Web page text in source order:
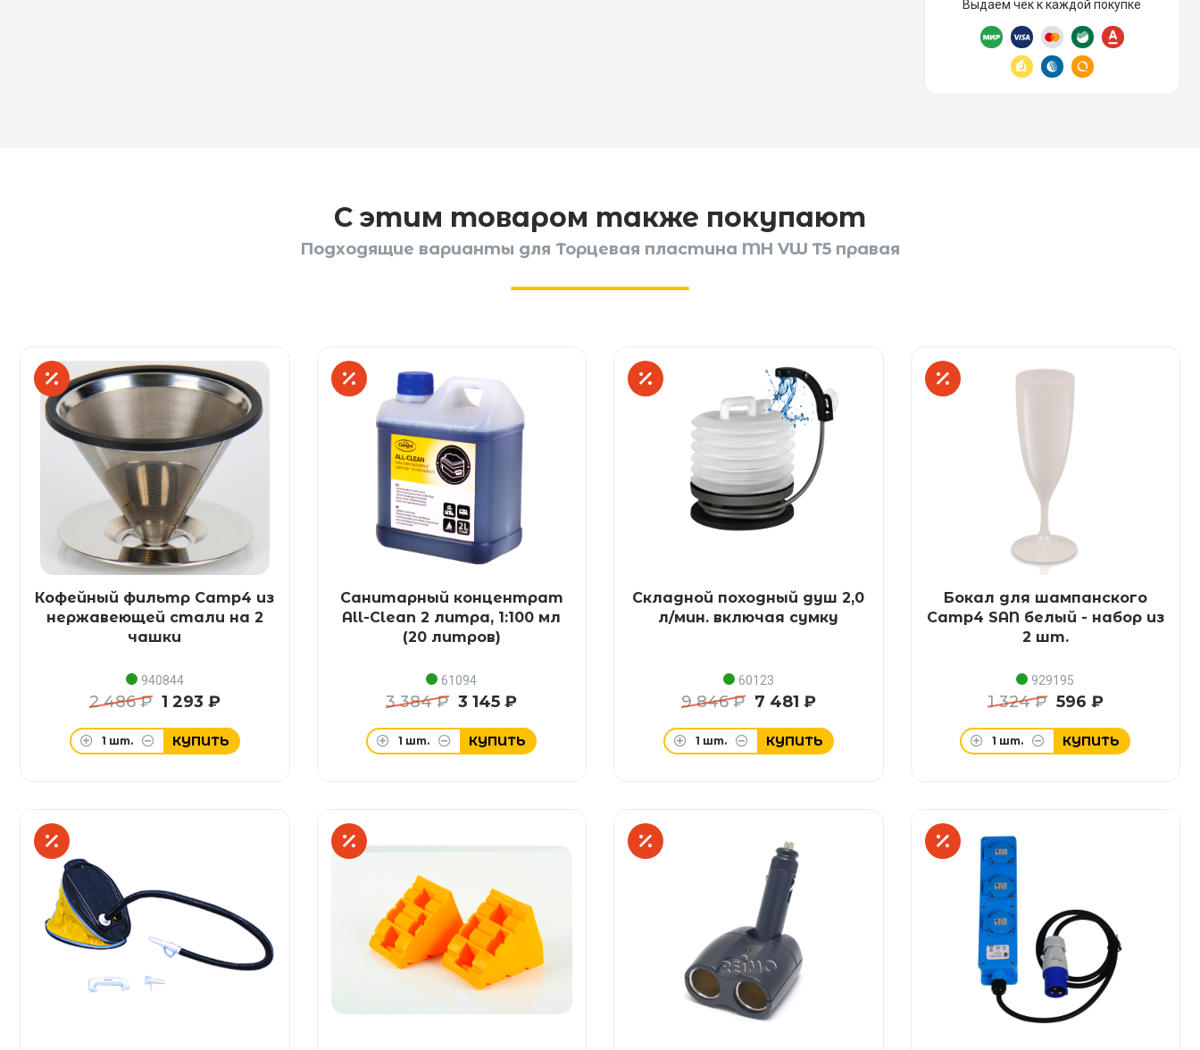
Выдаём чек к каждой покупке
С этим товаром также покупают
Подходящие варианты для Торцевая пластина MH VW T5 правая
Кофейный фильтр Camp4 из
нержавеющей стали на 2
чашки
940844
2 486 ₽ 1 293 ₽
1 шт. КУПИТЬ
Санитарный концентрат
All-Clean 2 литра, 1:100 мл
(20 литров)
61094
3 384 ₽ 3 145 ₽
1 шт. КУПИТЬ
Складной походный душ 2,0
л/мин. включая сумку
60123
9 846 ₽ 7 481 ₽
1 шт. КУПИТЬ
Бокал для шампанского
Camp4 SAN белый - набор из
2 шт.
929195
1 324 ₽ 596 ₽
1 шт. КУПИТЬ